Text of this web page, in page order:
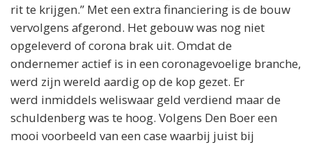
rit te krijgen.” Met een extra financiering is de bouw
vervolgens afgerond. Het gebouw was nog niet
opgeleverd of corona brak uit. Omdat de
ondernemer actief is in een coronagevoelige branche,
werd zijn wereld aardig op de kop gezet. Er
werd inmiddels weliswaar geld verdiend maar de
schuldenberg was te hoog. Volgens Den Boer een
mooi voorbeeld van een case waarbij juist bij